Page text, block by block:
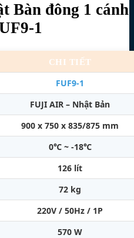
Bàn đông 1 cánh
1
CHI TIẾT
FUF9-1
FUJI AIR – Nhật Bản
900 x 750 x 835/875 mm
0℃ ~ -18℃
126 lít
72 kg
220V / 50Hz / 1P
570 W